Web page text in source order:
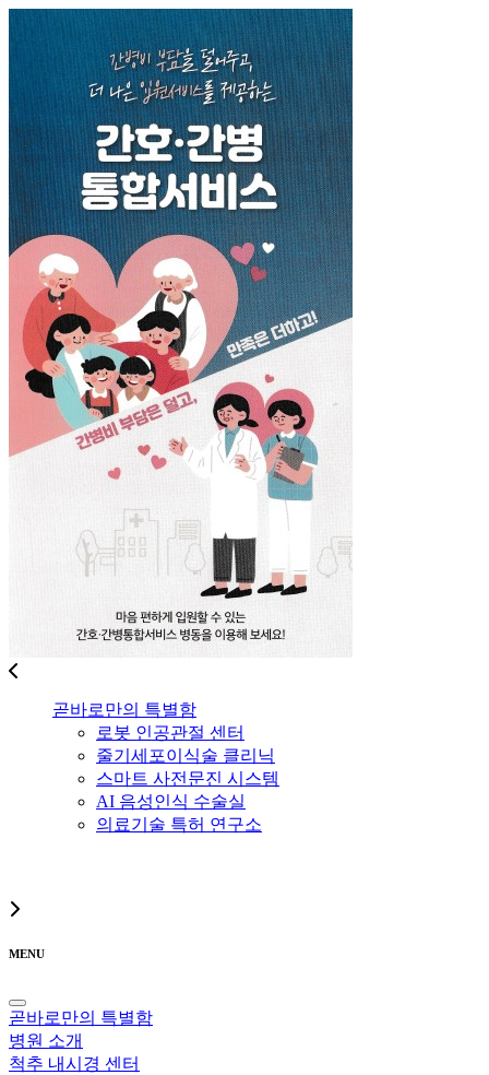
곧바로만의 특별함
로봇 인공관절 센터
줄기세포이식술 클리닉
스마트 사전문진 시스템
AI 음성인식 수술실
의료기술 특허 연구소
MENU
곧바로만의 특별함
병원 소개
척추 내시경 센터